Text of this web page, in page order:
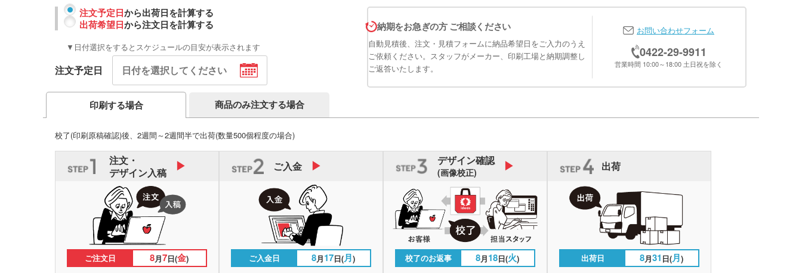
注文予定日から出荷日を計算する
出荷希望日から注文日を計算する
▼日付選択をするとスケジュールの目安が表示されます
注文予定日
納期をお急ぎの方 ご相談ください
自動見積後、注文・見積フォームに納品希望日をご入力のうえ
ご依頼ください。スタッフがメーカー、印刷工場と納期調整し
ご返答いたします。
お問い合わせフォーム
0422-29-9911
営業時間 10:00～18:00 土日祝を除く
印刷する場合 商品のみ注文する場合
校了(印刷原稿確認)後、2週間～2週間半で出荷(数量500個程度の場合)
注文・
デザイン入稿
ご注文日 8月7日(金)
ご入金
ご入金日 8月17日(月)
デザイン確認
(画像校正)
校了のお返事 8月18日(火)
出荷
出荷日 8月31 日(月)